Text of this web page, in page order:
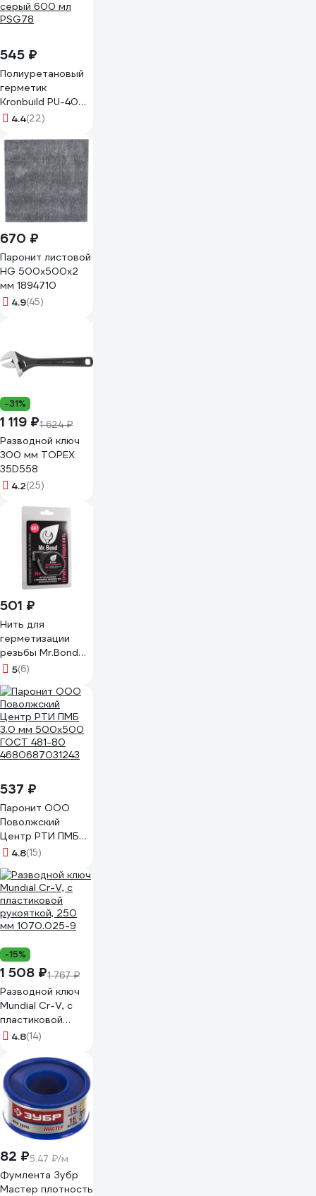
545 ₽
Полиуретановый
герметик
Kronbuild PU-40
серый 600 мл
4.4(22)
670 ₽
Паронит листовой
HG 500x500x2
мм 1894710
4.9(45)
-31%
1 119 ₽1 624 ₽
Разводной ключ
300 мм TOPEX
35D558
4.2(25)
501 ₽
Нить для
герметизации
резьбы Mr.Bond
607 20 м
5(6)
537 ₽
Паронит ООО
Поволжский
Центр РТИ ПМБ
3.0 мм 500x500
4680687031243
4.8(15)
-15%
1 508 ₽1 767 ₽
Разводной ключ
Mundial Cr-V, с
пластиковой
рукояткой, 250
4.8(14)
82 ₽5.47 ₽/м
Фумлента Зубр
Мастер плотность